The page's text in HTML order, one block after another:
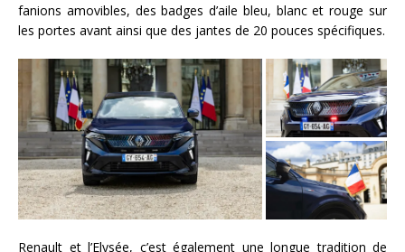
fanions amovibles, des badges d’aile bleu, blanc et rouge sur
les portes avant ainsi que des jantes de 20 pouces spécifiques.
Renault et l’Elysée, c’est également une longue tradition de